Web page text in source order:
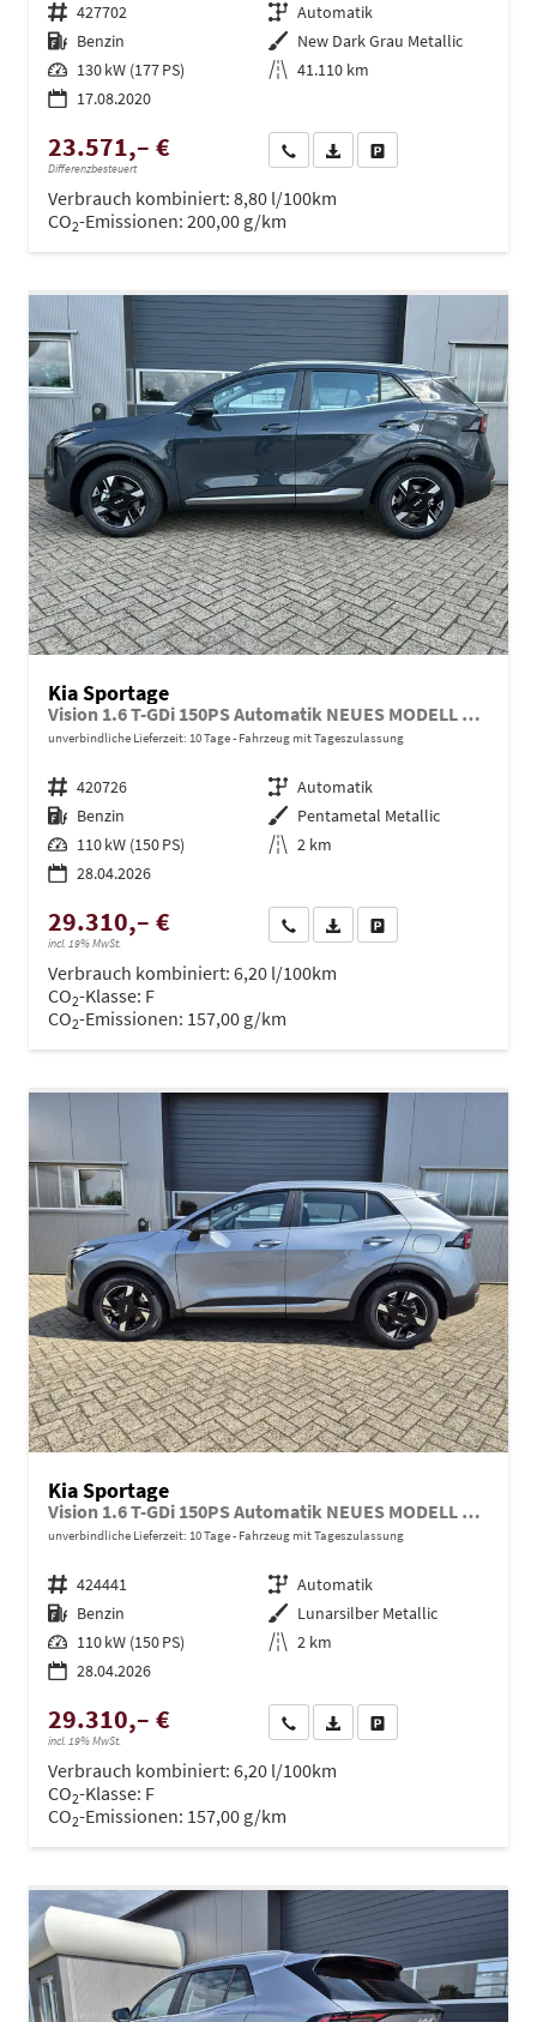
Fahrzeugnr. 427702 Getriebe Automatik
Kraftstoff Benzin Außenfarbe New Dark Grau Metallic
Leistung 130 kW (177 PS) Kilometerstand 41.110 km
17.08.2020
23.571,– €
Differenzbesteuert
Wir rufen Sie anPDF-Datei, Fahrzeugexposé
Verbrauch kombiniert: 8,80 l/100km
CO2-Emissionen: 200,00 g/km
Kia Sportage
Vision 1.6 T-GDi 150PS Automatik NEUES MODELL MY26 FACELIFT Sitzheizung Lenkradheizung Klimaautomatik Navi Bluetooth Touchscreen Apple CarPlay Android Auto PDC v+h 17"LM Rückf.Kamera ACC 2x Keyless
unverbindliche Lieferzeit: 10 Tage Fahrzeug mit Tageszulassung
Fahrzeugnr. 420726 Getriebe Automatik
Kraftstoff Benzin Außenfarbe Pentametal Metallic
Leistung 110 kW (150 PS) Kilometerstand 2 km
28.04.2026
29.310,– €
incl. 19% MwSt.
Wir rufen Sie anPDF-Datei, Fahrzeugexposé
Verbrauch kombiniert: 6,20 l/100km
CO2-Klasse: F
CO2-Emissionen: 157,00 g/km
Kia Sportage
Vision 1.6 T-GDi 150PS Automatik NEUES MODELL MY26 FACELIFT Sitzheizung Lenkradheizung Klimaautomatik Navi Bluetooth Touchscreen Apple CarPlay Android Auto PDC v+h 17"LM Rückf.Kamera ACC 2x Keyless
unverbindliche Lieferzeit: 10 Tage Fahrzeug mit Tageszulassung
Fahrzeugnr. 424441 Getriebe Automatik
Kraftstoff Benzin Außenfarbe Lunarsilber Metallic
Leistung 110 kW (150 PS) Kilometerstand 2 km
28.04.2026
29.310,– €
incl. 19% MwSt.
Wir rufen Sie anPDF-Datei, Fahrzeugexposé
Verbrauch kombiniert: 6,20 l/100km
CO2-Klasse: F
CO2-Emissionen: 157,00 g/km